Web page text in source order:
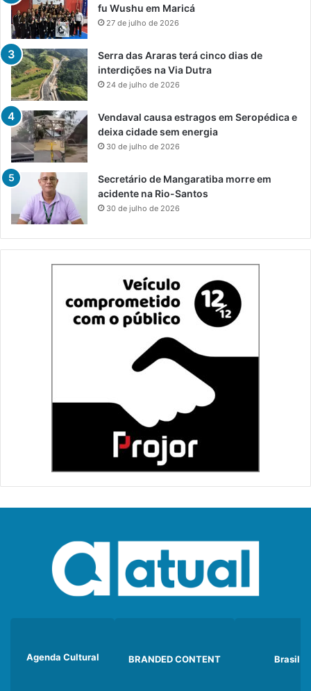
fu Wushu em Maricá
27 de julho de 2026
Serra das Araras terá cinco dias de
interdições na Via Dutra
24 de julho de 2026
Vendaval causa estragos em Seropédica e
deixa cidade sem energia
30 de julho de 2026
Secretário de Mangaratiba morre em
acidente na Rio-Santos
30 de julho de 2026
Agenda Cultural BRANDED CONTENT Brasil